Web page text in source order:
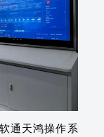
通天鸿操作系